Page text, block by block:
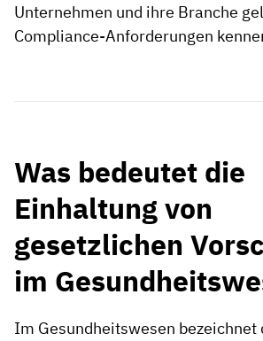
Unternehmen und ihre Branche
Compliance-Anforderungen
Was bedeutet die
Einhaltung von
gesetzlichen
im
Im Gesundheitswesen bezeichnet